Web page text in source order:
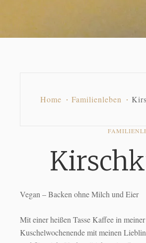
Home Familienleben
Vegan – Backen ohne Milch und Eier
Mit einer heißen Tasse Kaffee in
Kuschelwochenende mit meinen